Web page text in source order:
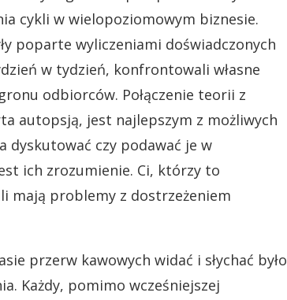
cykli w wielopoziomowym biznesie.
poparte wyliczeniami doświadczonych
w tydzień, konfrontowali własne
odbiorców. Połączenie teorii z
autopsją, jest najlepszym z możliwych
dyskutować czy podawać je w
ich zrozumienie. Ci, którzy to
mają problemy z dostrzeżeniem
przerw kawowych widać i słychać było
Każdy, pomimo wcześniejszej